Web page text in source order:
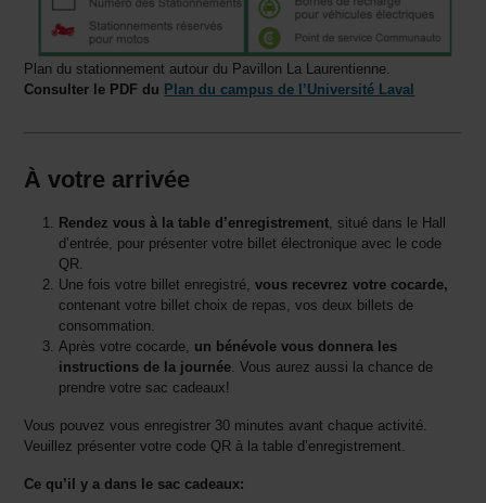
Plan du stationnement autour du Pavillon La Laurentienne.
Consulter le PDF du Plan du campus de l’Université Laval
À votre arrivée
Rendez vous à la table d’enregistrement , situé dans le Hall
d’entrée, pour présenter votre billet électronique avec le code
QR.
Une fois votre billet enregistré,vous recevrez votre cocarde,
contenant votre billet choix de repas, vos deux billets de
consommation.
Après votre cocarde, un bénévole vous donnera les
instructions de la journée . Vous aurez aussi la chance de
prendre votre sac cadeaux!
Vous pouvez vous enregistrer 30 minutes avant chaque activité.
Veuillez présenter votre code QR à la table d’enregistrement.
Ce qu’il y a dans le sac cadeaux: